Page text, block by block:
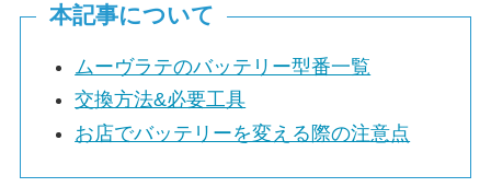
本記事について
ムーヴラテのバッテリー型番一覧
交換方法&必要工具
お店でバッテリーを変える際の注意点